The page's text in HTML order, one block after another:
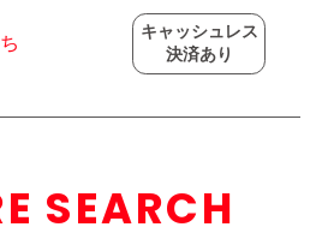
キャッシュレス
決済あり
SEARCH